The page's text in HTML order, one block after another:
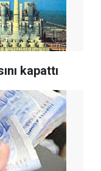
kapattı